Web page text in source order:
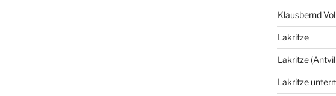
Klausbernd
Lakritze
Lakritze
Lakritze